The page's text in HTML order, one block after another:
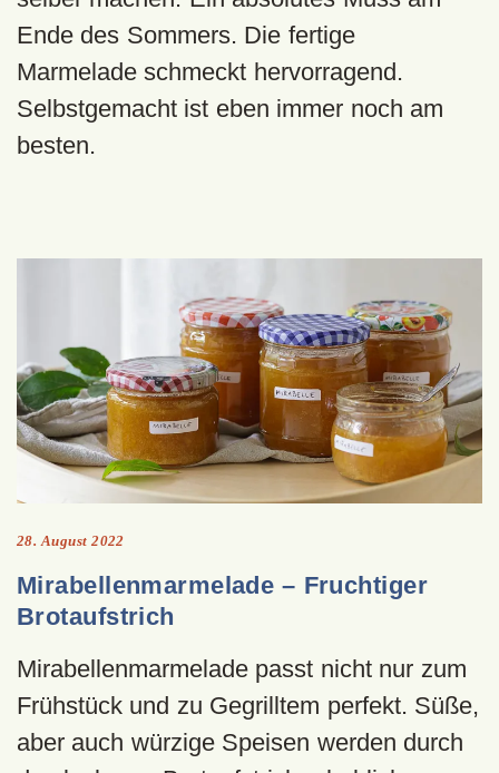
Ende des Sommers. Die fertige
Marmelade schmeckt hervorragend.
Selbstgemacht ist eben immer noch am
besten.
28. August 2022
Mirabellenmarmelade – Fruchtiger
Brotaufstrich
Mirabellenmarmelade passt nicht nur zum
Frühstück und zu Gegrilltem perfekt. Süße,
aber auch würzige Speisen werden durch